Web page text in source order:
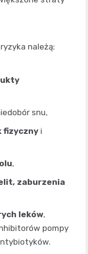
należą:
snu,
fizyczny i
,
zaburzenia
leków,
pompy